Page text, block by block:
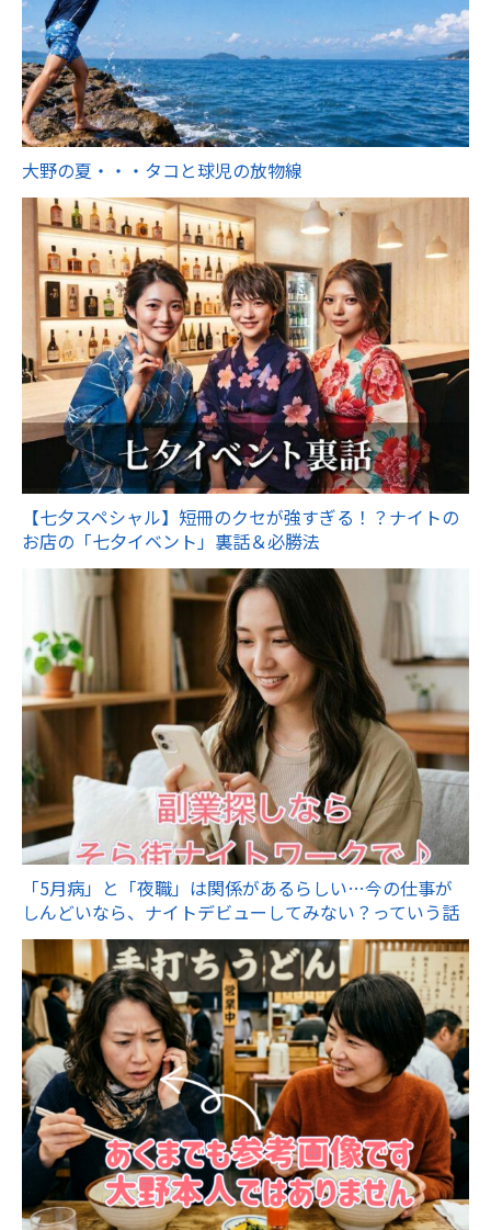
大野の夏・・・タコと球児の放物線
【七夕スペシャル】短冊のクセが強すぎる！？ナイトの
お店の「七夕イベント」裏話＆必勝法
「5月病」と「夜職」は関係があるらしい…今の仕事が
しんどいなら、ナイトデビューしてみない？っていう話